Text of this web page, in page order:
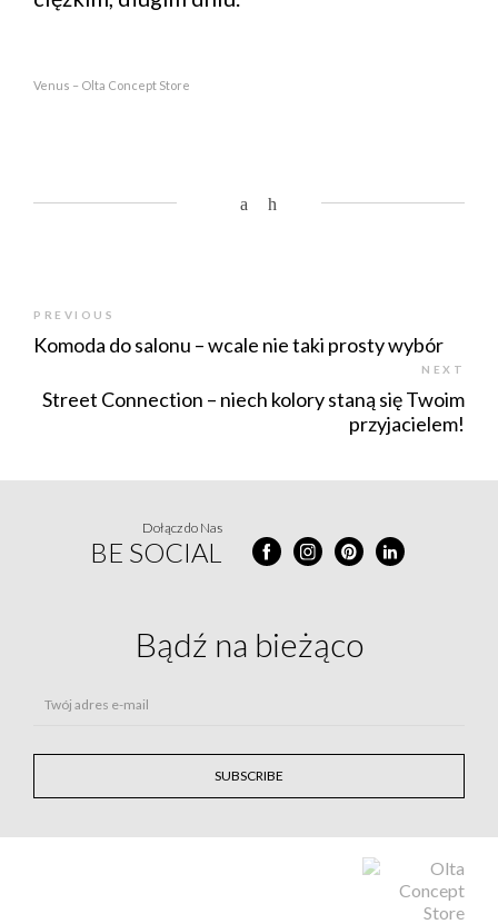
Venus – Olta Concept Store
PREVIOUS
Komoda do salonu – wcale nie taki prosty wybór
NEXT
Street Connection – niech kolory staną się Twoim
przyjacielem!
Dołącz do Nas
BE SOCIAL
Bądź na bieżąco
Twój adres e-mail
SUBSCRIBE